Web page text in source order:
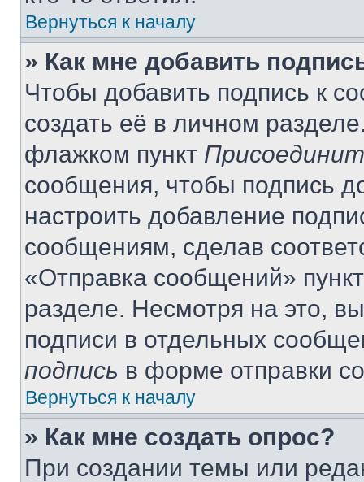
Вернуться к началу
» Как мне добавить
Чтобы добавить подпись к
создать её в личном
флажком пункт
сообщения, чтобы подпись
настроить добавление
сообщениям, сделав
«Отправка сообщений»
разделе. Несмотря на это,
подписи в отдельных
подпись в форме отправки
Вернуться к началу
» Как мне создать опрос?
При создании темы или